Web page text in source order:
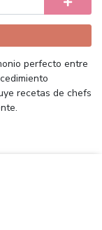
perfecto entre
recetas de chefs